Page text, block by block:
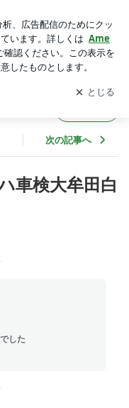
知
を受け取りまし
開く
次の記事へ
車検大牟田白
した